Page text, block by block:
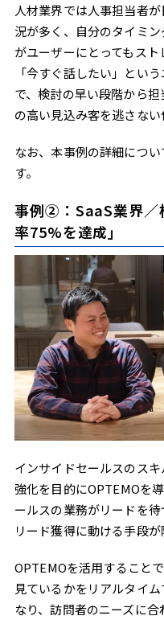
人材業界では人事担当者
況が多く、自分のタイミ
がユーザーにとってもスト
「今すぐ話したい」とい
で、検討の早い段階から
の高い見込み客を逃さない
なお、本事例の詳細につい
す。
事例②：SaaS業界／
率75%を達成」
インサイドセールスのス
強化を目的にOPTEMOを
ールスの業務がリードを
リード獲得に動ける手段が
OPTEMOを活用すること
見ているかをリアルタイ
なり、訪問者のニーズに